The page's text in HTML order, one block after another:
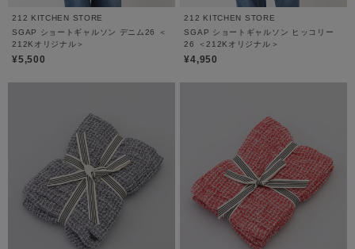
212 KITCHEN STORE
SGAP ショートギャルソン デニム26 ＜
212Kオリジナル＞
¥5,500
212 KITCHEN STORE
SGAP ショートギャルソン ヒッコリー
26 ＜212Kオリジナル＞
¥4,950